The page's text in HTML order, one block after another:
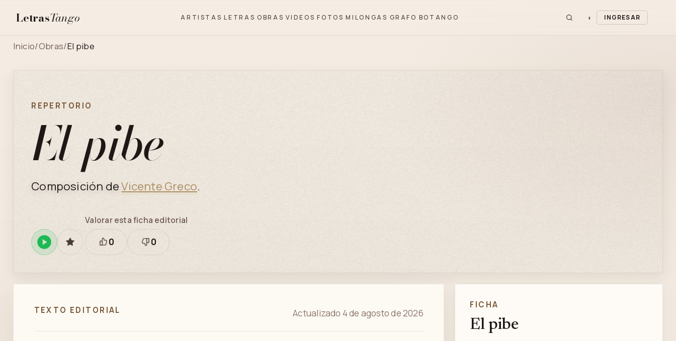
LetrasTango ARTISTAS LETRAS OBRAS VIDEOS FOTOS MILONGAS GRAFO BOTANGO ◐ INGRESAR
Inicio/Obras/El pibe
REPERTORIO
El pibe
Composición deVicente Greco.
ReproducirGUARDAR
Valorar esta ficha editorial
Está
0
Necesita
0
TEXTO EDITORIAL Actualizado 4 de agosto de 2026
FICHA
El pibe